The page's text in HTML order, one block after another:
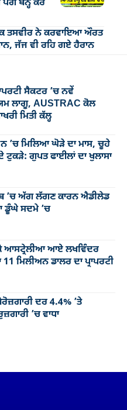
ਬੰਨ੍ਹ ਕਰ
ਤਸਵੀਰ ਨੇ ਕਰਵਾਇਆ ਔਰਤ
ਜੱਜ ਵੀ ਰਹਿ ਗਏ ਹੈਰਾਨ
ਸੈਕਟਰ ’ਚ ਨਵੇਂ
ਲਾਗੂ, AUSTRAC ਕੋਲ
ਮਿਤੀ ਕੱਲ੍ਹ
’ਚ ਮਿਲਿਆ ਘੋੜੇ ਦਾ ਮਾਸ, ਚੂਹੇ
ਟੁਕੜੇ: ਗੁਪਤ ਫਾਈਲਾਂ ਦਾ ਖੁਲਾਸਾ
’ਚ ਅੱਗ ਲੱਗਣ ਕਾਰਨ ਐਡੀਲੇਡ
ਡੂੰਘੇ ਸਦਮੇ ’ਚ
ਆਸਟ੍ਰੇਲੀਆ ਆਏ ਲਖਵਿੰਦਰ
11 ਮਿਲੀਅਨ ਡਾਲਰ ਦਾ ਪ੍ਰਾਪਰਟੀ
ਦਰ 4.4% ’ਤੇ
’ਚ ਵਾਧਾ